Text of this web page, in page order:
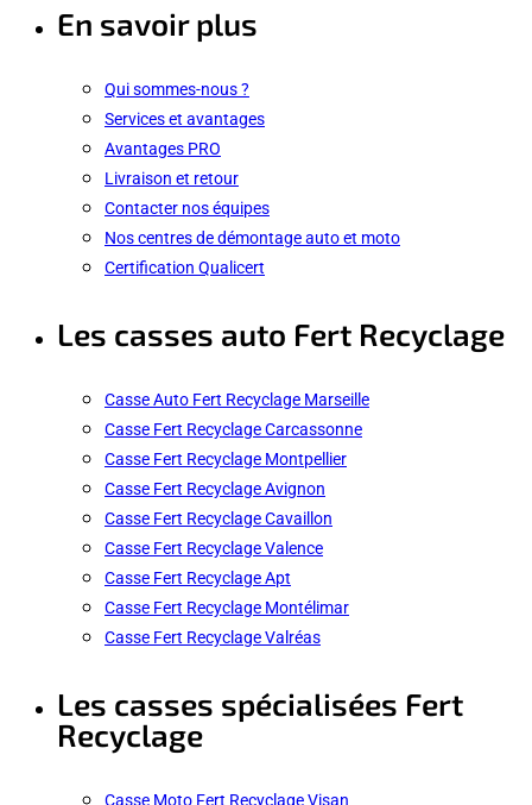
En savoir plus
Qui sommes-nous ?
Services et avantages
Avantages PRO
Livraison et retour
Contacter nos équipes
Nos centres de démontage auto et moto
Certification Qualicert
Les casses auto Fert Recyclage
Casse Auto Fert Recyclage Marseille
Casse Fert Recyclage Carcassonne
Casse Fert Recyclage Montpellier
Casse Fert Recyclage Avignon
Casse Fert Recyclage Cavaillon
Casse Fert Recyclage Valence
Casse Fert Recyclage Apt
Casse Fert Recyclage Montélimar
Casse Fert Recyclage Valréas
Les casses spécialisées Fert
Recyclage
Casse Moto Fert Recyclage Visan